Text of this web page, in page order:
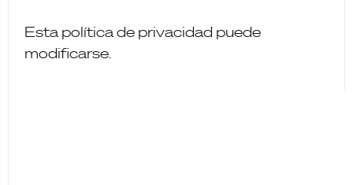
Esta política de privacidad puede
modificarse.